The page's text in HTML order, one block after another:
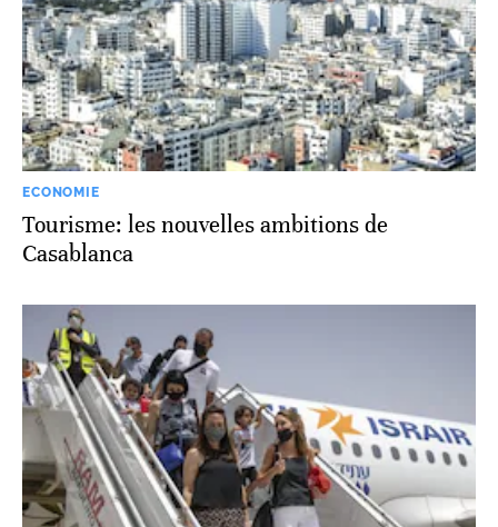
ECONOMIE
Tourisme: les nouvelles ambitions de
Casablanca